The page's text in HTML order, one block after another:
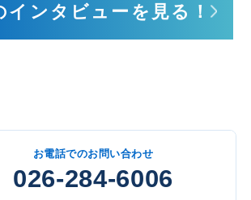
インタビューを見る！
お電話でのお問い合わせ
026-284-6006